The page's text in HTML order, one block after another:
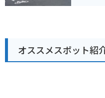
特産品を
里は、これ
す。バイ
クリームや
購入できる
きます。ま
オススメスポット紹